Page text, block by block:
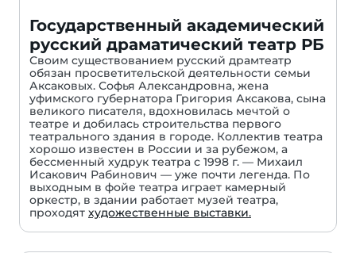
Государственный академический
русский драматический театр РБ
Своим существованием русский драмтеатр
обязан просветительской деятельности семьи
Аксаковых. Софья Александровна, жена
уфимского губернатора Григория Аксакова, сына
великого писателя, вдохновилась мечтой о
театре и добилась строительства первого
театрального здания в городе. Коллектив театра
хорошо известен в России и за рубежом, а
бессменный худрук театра с 1998 г. — Михаил
Исакович Рабинович — уже почти легенда. По
выходным в фойе театра играет камерный
оркестр, в здании работает музей театра,
проходят художественные выставки.